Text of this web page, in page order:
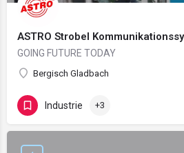
ASTRO Strobel
GOING FUTURE TODAY
Bergisch Gladbach
Industrie +3